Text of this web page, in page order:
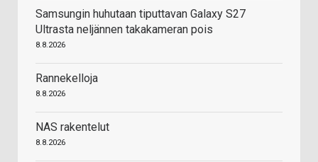
Samsungin huhutaan tiputtavan Galaxy S27
Ultrasta neljännen takakameran pois
8.8.2026
Rannekelloja
8.8.2026
NAS rakentelut
8.8.2026